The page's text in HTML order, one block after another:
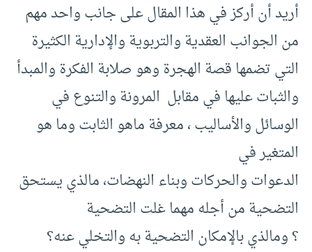
أريد أن أركز في هذا المقال على جانب واحد مهم
من الجوانب العقدية والتربوية والإدارية الكثيرة
التي تضمها قصة الهجرة وهو صلابة الفكرة والمبدأ
والثبات عليها في مقابل المرونة والتنوع في
الوسائل والأساليب ، معرفة ماهو الثابت وما هو
المتغير في
الدعوات والحركات وبناء النهضات، مالذي يستحق
التضحية من أجله مهما غلت التضحية
؟ ومالذي بالإمكان التضحية به والتخلي عنه؟